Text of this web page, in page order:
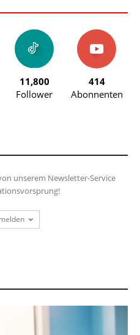
11,800
Follower
414
Abonnenten
unserem Newsletter-Service